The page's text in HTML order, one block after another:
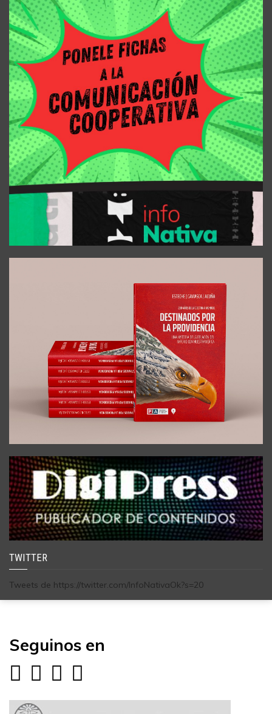
TWITTER
Tweets de https://twitter.com/InfoNativaOk?s=20
Seguinos en